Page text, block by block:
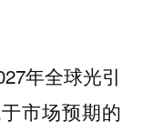
年全球光引
市场预期的